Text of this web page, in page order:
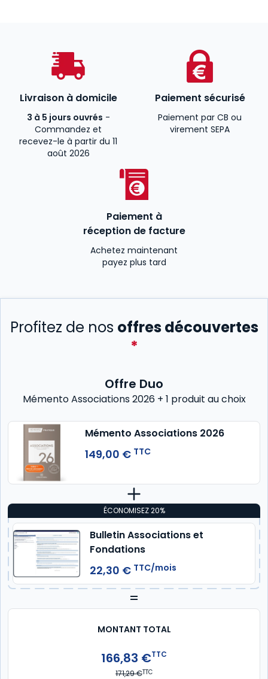
Livraison à domicile
3 à 5 jours ouvrés -
Commandez et
recevez-le à partir du 11
août 2026
Paiement sécurisé
Paiement par CB ou
virement SEPA
Paiement à
réception de facture
Achetez maintenant
payez plus tard
Profitez de nos offres découvertes
*
Offre Duo
Mémento Associations 2026 + 1 produit au choix
Mémento Associations 2026
149,00 € TTC
ÉCONOMISEZ 20%
Bulletin Associations et
Fondations
22,30 € TTC/mois
=
MONTANT TOTAL
166,83 €TTC
171,29 €TTC